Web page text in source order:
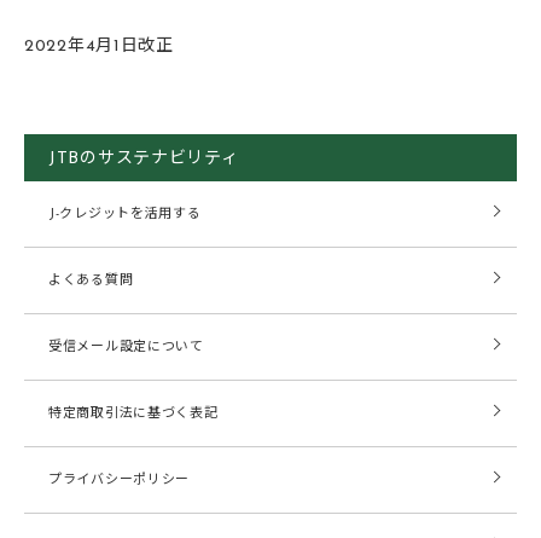
2022年4月1日改正
JTBのサステナビリティ
J-クレジットを活用する
よくある質問
受信メール設定について
特定商取引法に基づく表記
プライバシーポリシー